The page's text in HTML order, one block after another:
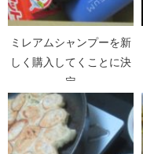
ミレアムシャンプーを新
しく購入してくことに決
定